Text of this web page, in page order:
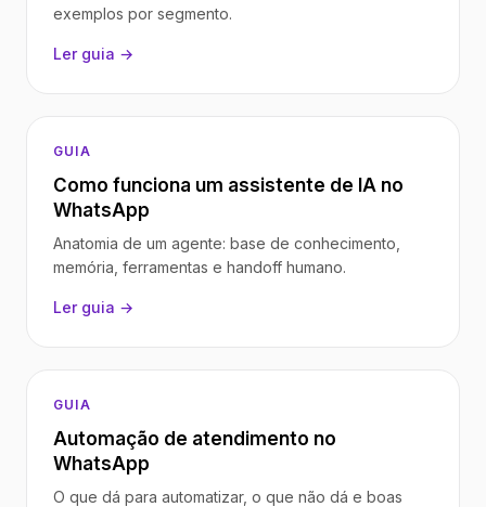
exemplos por segmento.
Ler guia →
GUIA
Como funciona um assistente de IA no
WhatsApp
Anatomia de um agente: base de conhecimento,
memória, ferramentas e handoff humano.
Ler guia →
GUIA
Automação de atendimento no
WhatsApp
O que dá para automatizar, o que não dá e boas